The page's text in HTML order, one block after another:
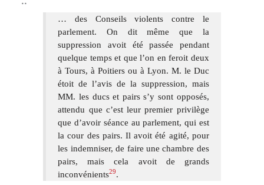
… des Conseils violents contre le
parlement. On dit même que la
suppression avoit été passée pendant
quelque temps et que l’on en feroit deux
à Tours, à Poitiers ou à Lyon. M. le Duc
étoit de l’avis de la suppression, mais
MM. les ducs et pairs s’y sont opposés,
attendu que c’est leur premier privilège
que d’avoir séance au parlement, qui est
la cour des pairs. Il avoit été agité, pour
les indemniser, de faire une chambre des
pairs, mais cela avoit de grands
inconvénients29.